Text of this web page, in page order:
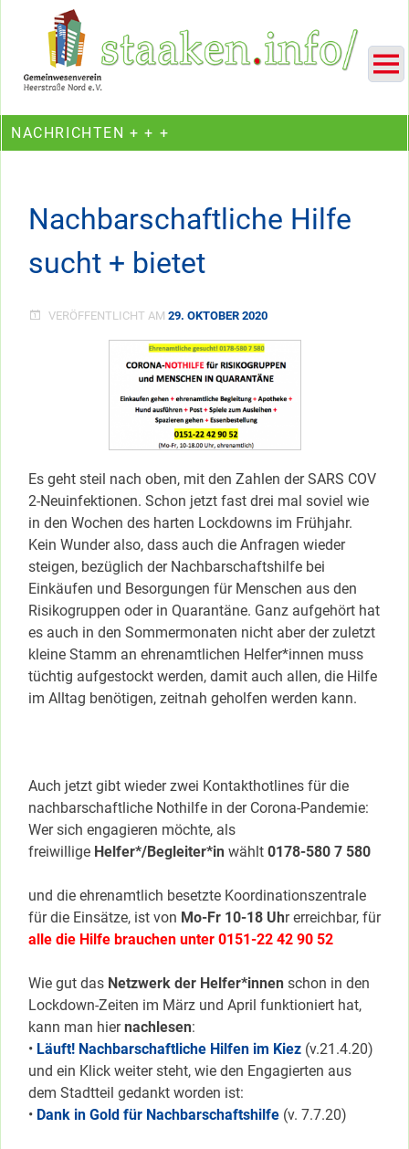
Ein Projekt des Gemeinwesenvereins Heerstraße Nord
NACHRICHTEN + + +
Nachbarschaftliche Hilfe
sucht + bietet
VERÖFFENTLICHT AM 29. OKTOBER 2020
Es geht steil nach oben, mit den Zahlen der SARS COV
2-Neuinfektionen. Schon jetzt fast drei mal soviel wie
in den Wochen des harten Lockdowns im Frühjahr.
Kein Wunder also, dass auch die Anfragen wieder
steigen, bezüglich der Nachbarschaftshilfe bei
Einkäufen und Besorgungen für Menschen aus den
Risikogruppen oder in Quarantäne. Ganz aufgehört hat
es auch in den Sommermonaten nicht aber der zuletzt
kleine Stamm an ehrenamtlichen Helfer*innen muss
tüchtig aufgestockt werden, damit auch allen, die Hilfe
im Alltag benötigen, zeitnah geholfen werden kann.
Auch jetzt gibt wieder zwei Kontakthotlines für die
nachbarschaftliche Nothilfe in der Corona-Pandemie:
Wer sich engagieren möchte, als
freiwillige Helfer*/Begleiter*in wählt 0178-580 7 580
und die ehrenamtlich besetzte Koordinationszentrale
für die Einsätze, ist von Mo-Fr 10-18 Uhr erreichbar, für
alle die Hilfe brauchen unter 0151-22 42 90 52
Wie gut das Netzwerk der Helfer*innen schon in den
Lockdown-Zeiten im März und April funktioniert hat,
kann man hiernachlesen:
• Läuft! Nachbarschaftliche Hilfen im Kiez (v.21.4.20)
und ein Klick weiter steht, wie den Engagierten aus
dem Stadtteil gedankt worden ist:
• Dank in Gold für Nachbarschaftshilfe (v. 7.7.20)